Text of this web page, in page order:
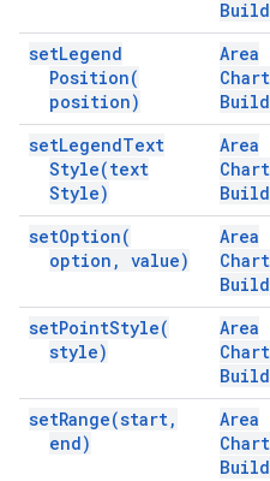
setLegend
Position(
position)
Area
Chart
setLegendText
Style(text
Style)
Area
Chart
setOption(
option , value)
Area
Chart
setPointStyle(
style)
Area
Chart
setRange(start,
end)
Area
Chart